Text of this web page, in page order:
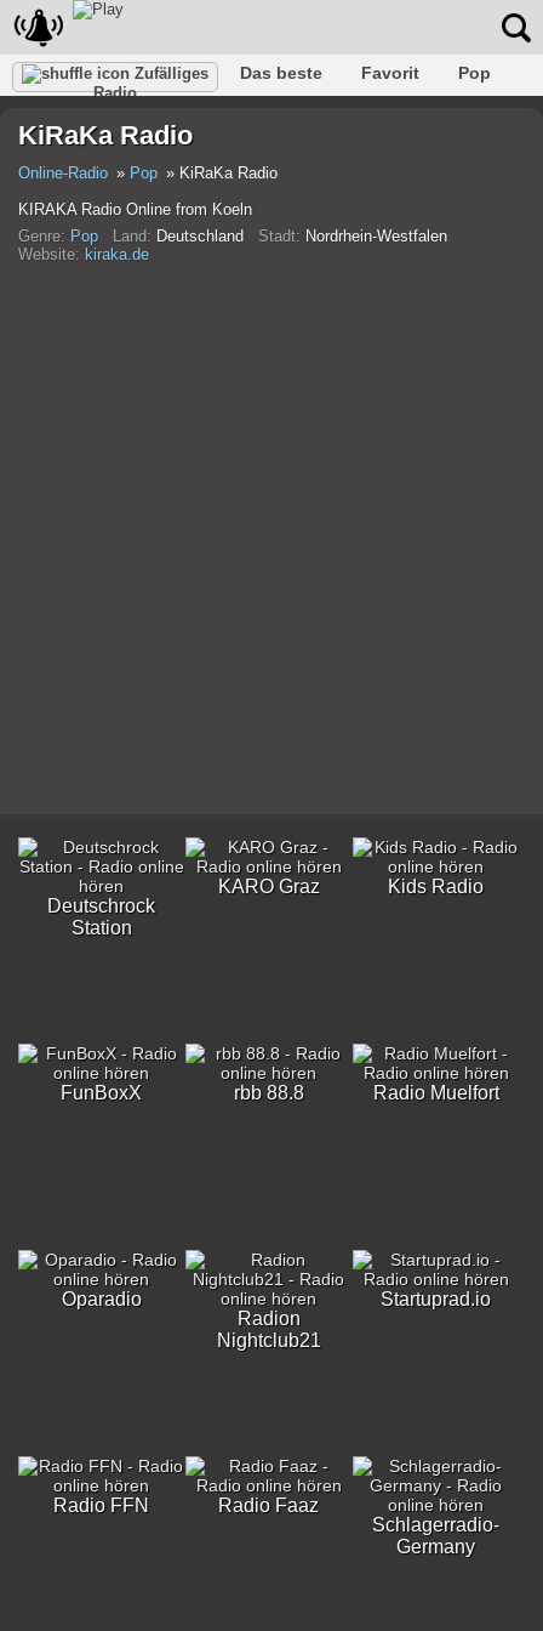
Zufälliges
Radio
Das beste Favorit
Pop
Rap
Trans Falk
KiRaKa Radio
Online-Radio Pop
KiRaKa Radio
KIRAKA Radio Online from Koeln
Genre: Pop Land: Deutschland Stadt: Nordrhein-Westfalen
Website: kiraka.de
Deutschrock
Station
KARO Graz Kids Radio
FunBoxX rbb 88.8 Radio Muelfort
Oparadio
Radion
Nightclub21
Startuprad.io
Radio FFN
Radio Faaz
Schlagerradio-
Germany